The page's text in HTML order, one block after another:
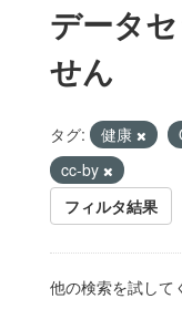
データ
せん
タグ: 健康
cc-by
フィルタ結果
他の検索を試して